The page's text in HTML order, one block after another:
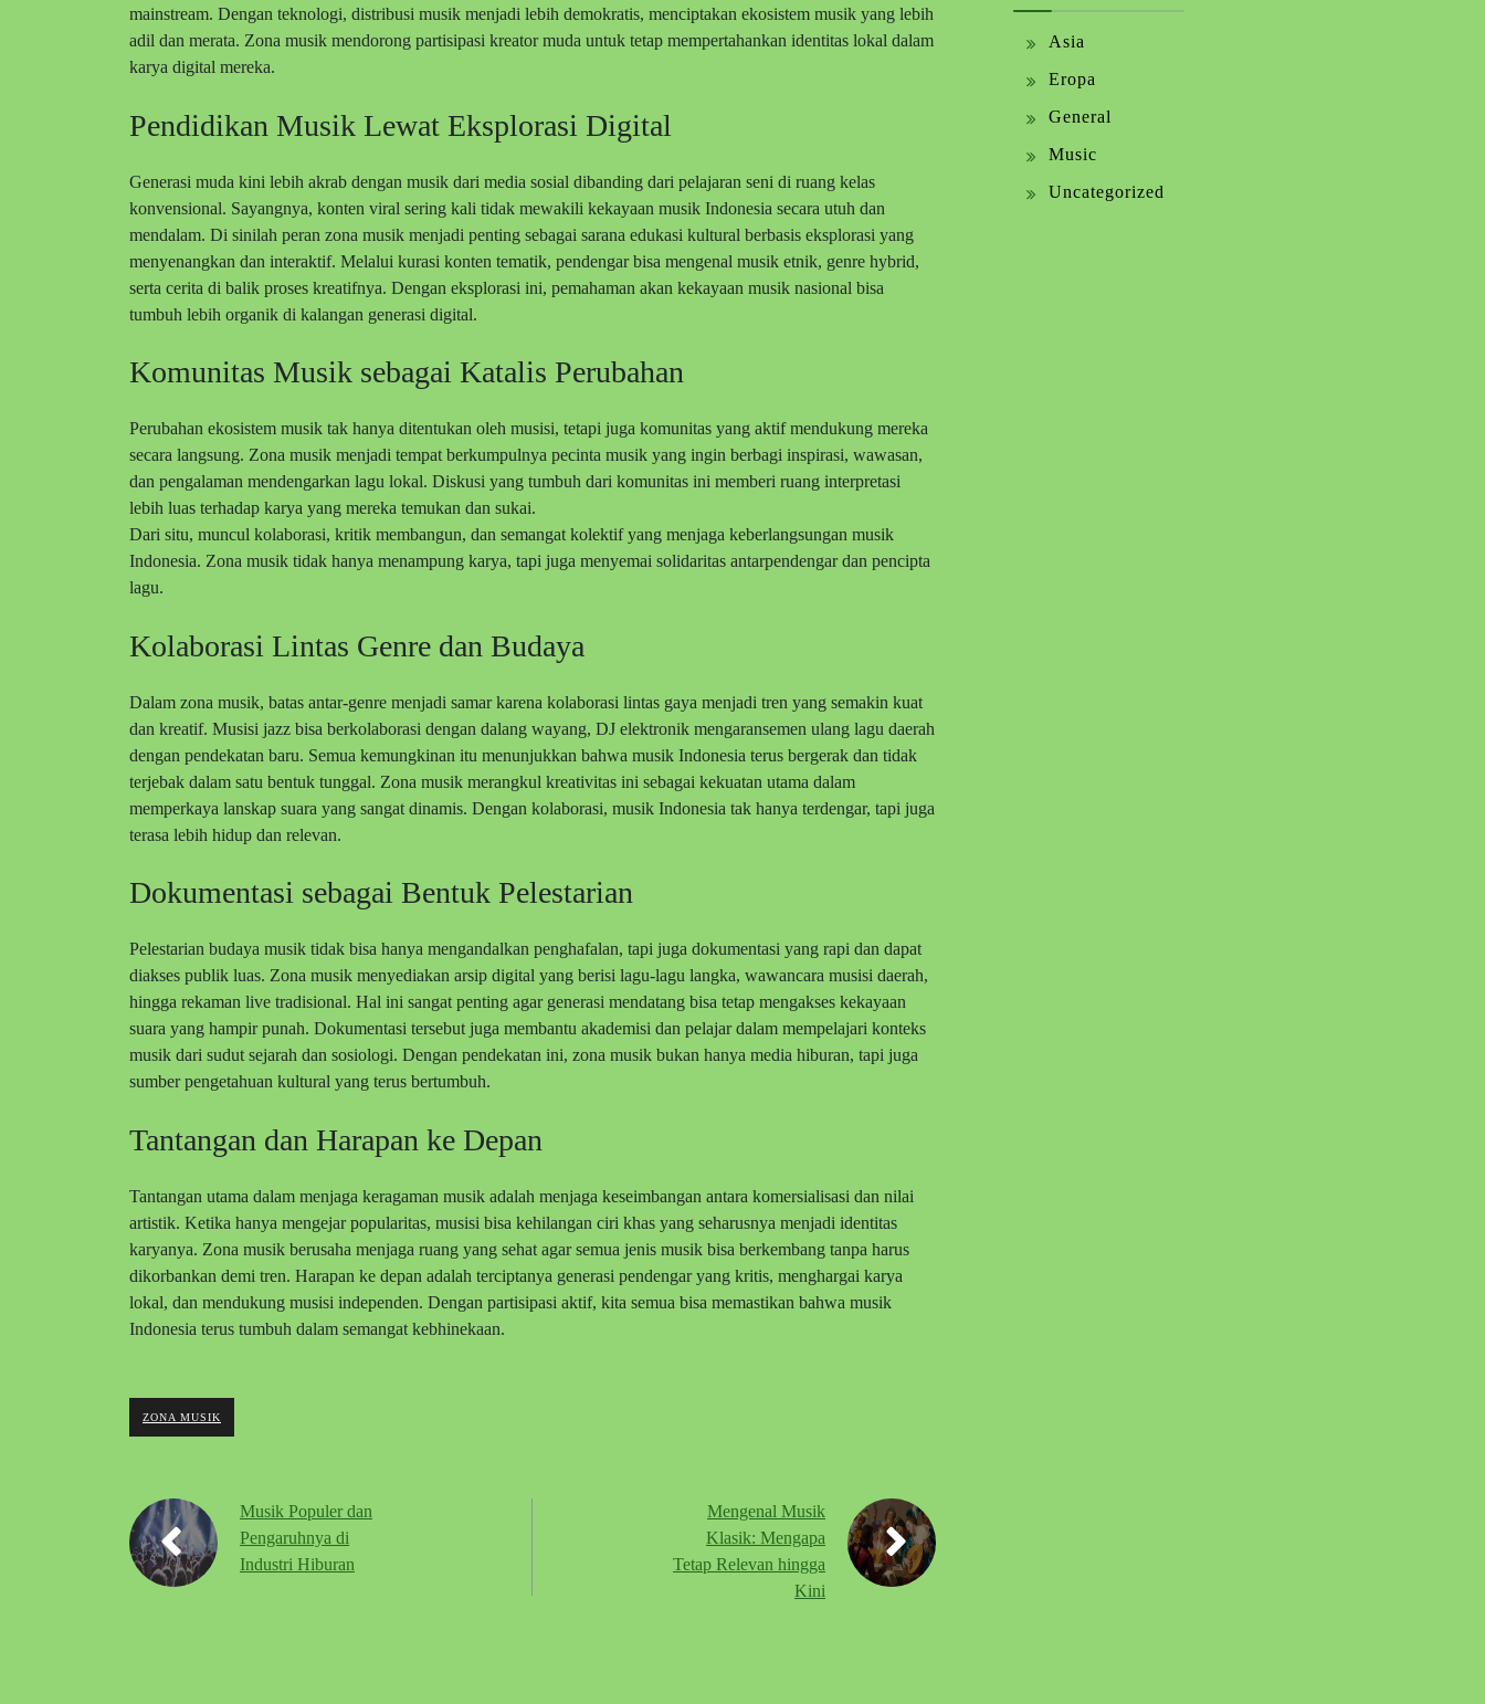
mainstream. Dengan teknologi, distribusi musik menjadi lebih demokratis, menciptakan ekosistem musik yang lebih
adil dan merata. Zona musik mendorong partisipasi kreator muda untuk tetap mempertahankan identitas lokal dalam
karya digital mereka.
Pendidikan Musik Lewat Eksplorasi Digital
Generasi muda kini lebih akrab dengan musik dari media sosial dibanding dari pelajaran seni di ruang kelas
konvensional. Sayangnya, konten viral sering kali tidak mewakili kekayaan musik Indonesia secara utuh dan
mendalam. Di sinilah peran zona musik menjadi penting sebagai sarana edukasi kultural berbasis eksplorasi yang
menyenangkan dan interaktif. Melalui kurasi konten tematik, pendengar bisa mengenal musik etnik, genre hybrid,
serta cerita di balik proses kreatifnya. Dengan eksplorasi ini, pemahaman akan kekayaan musik nasional bisa
tumbuh lebih organik di kalangan generasi digital.
Komunitas Musik sebagai Katalis Perubahan
Perubahan ekosistem musik tak hanya ditentukan oleh musisi, tetapi juga komunitas yang aktif mendukung mereka
secara langsung. Zona musik menjadi tempat berkumpulnya pecinta musik yang ingin berbagi inspirasi, wawasan,
dan pengalaman mendengarkan lagu lokal. Diskusi yang tumbuh dari komunitas ini memberi ruang interpretasi
lebih luas terhadap karya yang mereka temukan dan sukai.
Dari situ, muncul kolaborasi, kritik membangun, dan semangat kolektif yang menjaga keberlangsungan musik
Indonesia. Zona musik tidak hanya menampung karya, tapi juga menyemai solidaritas antarpendengar dan pencipta
lagu.
Kolaborasi Lintas Genre dan Budaya
Dalam zona musik, batas antar-genre menjadi samar karena kolaborasi lintas gaya menjadi tren yang semakin kuat
dan kreatif. Musisi jazz bisa berkolaborasi dengan dalang wayang, DJ elektronik mengaransemen ulang lagu daerah
dengan pendekatan baru. Semua kemungkinan itu menunjukkan bahwa musik Indonesia terus bergerak dan tidak
terjebak dalam satu bentuk tunggal. Zona musik merangkul kreativitas ini sebagai kekuatan utama dalam
memperkaya lanskap suara yang sangat dinamis. Dengan kolaborasi, musik Indonesia tak hanya terdengar, tapi juga
terasa lebih hidup dan relevan.
Dokumentasi sebagai Bentuk Pelestarian
Pelestarian budaya musik tidak bisa hanya mengandalkan penghafalan, tapi juga dokumentasi yang rapi dan dapat
diakses publik luas. Zona musik menyediakan arsip digital yang berisi lagu-lagu langka, wawancara musisi daerah,
hingga rekaman live tradisional. Hal ini sangat penting agar generasi mendatang bisa tetap mengakses kekayaan
suara yang hampir punah. Dokumentasi tersebut juga membantu akademisi dan pelajar dalam mempelajari konteks
musik dari sudut sejarah dan sosiologi. Dengan pendekatan ini, zona musik bukan hanya media hiburan, tapi juga
sumber pengetahuan kultural yang terus bertumbuh.
Tantangan dan Harapan ke Depan
Tantangan utama dalam menjaga keragaman musik adalah menjaga keseimbangan antara komersialisasi dan nilai
artistik. Ketika hanya mengejar popularitas, musisi bisa kehilangan ciri khas yang seharusnya menjadi identitas
karyanya. Zona musik berusaha menjaga ruang yang sehat agar semua jenis musik bisa berkembang tanpa harus
dikorbankan demi tren. Harapan ke depan adalah terciptanya generasi pendengar yang kritis, menghargai karya
lokal, dan mendukung musisi independen. Dengan partisipasi aktif, kita semua bisa memastikan bahwa musik
Indonesia terus tumbuh dalam semangat kebhinekaan.
ZONA MUSIK
Musik Populer dan
Pengaruhnya di
Industri Hiburan
Mengenal Musik
Klasik: Mengapa
Tetap Relevan hingga
Kini
Asia
Eropa
General
Music
Uncategorized